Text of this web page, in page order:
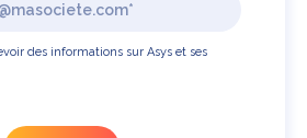
des informations sur Asys et ses